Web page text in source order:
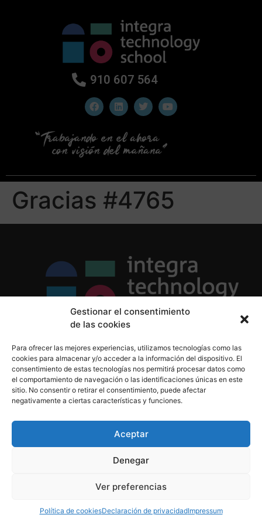
Gestionar el consentimiento
de las cookies
Para ofrecer las mejores experiencias, utilizamos tecnologías como las
cookies para almacenar y/o acceder a la información del dispositivo. El
consentimiento de estas tecnologías nos permitirá procesar datos como
el comportamiento de navegación o las identificaciones únicas en este
sitio. No consentir o retirar el consentimiento, puede afectar
negativamente a ciertas características y funciones.
Aceptar
Denegar
Ver preferencias
Política de cookiesDeclaración de privacidadImpressum
910 607 564
Gracias #4765
Política de Cookies
Aviso Legal
910 607 564
derechos reservados